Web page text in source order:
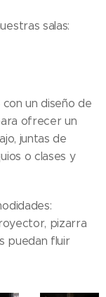
salas:
un diseño de
ofrecer un
juntas de
o clases y
pizarra
puedan fluir